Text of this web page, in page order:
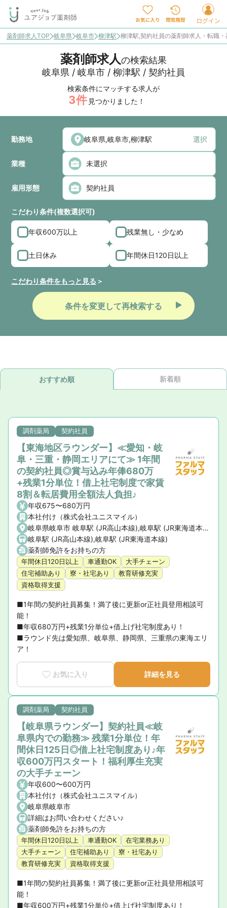
薬剤師求人TOP 岐阜県 岐阜市 柳津駅 柳津駅,契約社員の薬剤師求人・転職
薬剤師求人の検索結果
岐阜県 / 岐阜市 / 柳津駅 / 契約社員
検索条件にマッチする求人が
3件 見つかりました！
勤務地 選択
業種
雇用形態
こだわり条件(複数選択可)
年収600万以上 残業無し・少なめ
土日休み 年間休日120日以上
こだわり条件をもっと見る
条件を変更して再検索する
おすすめ順 新着順
調剤薬局 契約社員
【東海地区ラウンダー】≪愛知・岐
阜・三重・静岡エリアにて≫ 1年間
の契約社員◎賞与込み年俸680万
+残業1分単位！借上社宅制度で家賃
8割＆転居費用全額法人負担♪
年収675〜680万円
本社付け（株式会社ユニスマイル）
岐阜県岐阜市 岐阜駅 (JR高山本線),岐阜駅 (JR東海道本線)
岐阜駅 (JR高山本線),岐阜駅 (JR東海道本線)
薬剤師免許をお持ちの方
年間休日120日以上 車通勤OK
大手チェーン
住宅補助あり
寮・社宅あり
教育研修充実
資格取得支援
■1年間の契約社員募集！満了後に更新or正社員登用相談可
能！
■年収680万円+残業1分単位+借上げ社宅制度あり！
■ラウンド先は愛知県、岐阜県、静岡県、三重県の東海エリ
ア！
お気に入り 詳細を見る
調剤薬局 契約社員
【岐阜県ラウンダー】契約社員≪岐
阜県内での勤務≫ 残業1分単位！年
間休日125日◎借上社宅制度あり♪年
収600万円スタート！福利厚生充実
の大手チェーン
年収600〜600万円
本社付け（株式会社ユニスマイル）
岐阜県岐阜市
詳細はお問い合わせください♪
薬剤師免許をお持ちの方
年間休日120日以上 車通勤OK
在宅業務あり
大手チェーン
住宅補助あり
寮・社宅あり
教育研修充実
資格取得支援
■1年間の契約社員募集！満了後に更新or正社員登用相談可
能！
■年収600万円+残業1分単位+借上げ社宅制度あり！